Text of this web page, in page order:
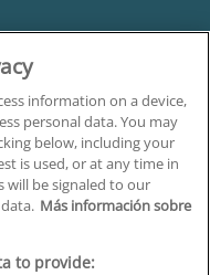
information on a device,
personal data. You may
below, including your
is used, or at any time in
will be signaled to our
Más información sobre
to provide: